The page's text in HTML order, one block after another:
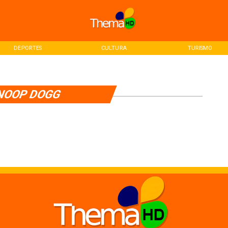
DEPORTES CULTURA TURISMO
DOGG